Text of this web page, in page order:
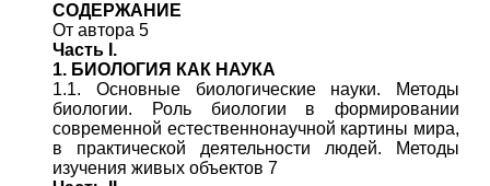
СОДЕРЖАНИЕ
От автора 5
Часть I.
1. БИОЛОГИЯ КАК НАУКА
1.1. Основные биологические науки. Методы
биологии. Роль биологии в формировании
современной естественнонаучной картины мира,
в практической деятельности людей. Методы
изучения живых объектов 7